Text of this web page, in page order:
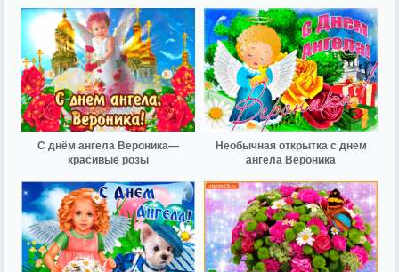
С днём ангела Вероника—
красивые розы
Необычная открытка с днем
ангела Вероника